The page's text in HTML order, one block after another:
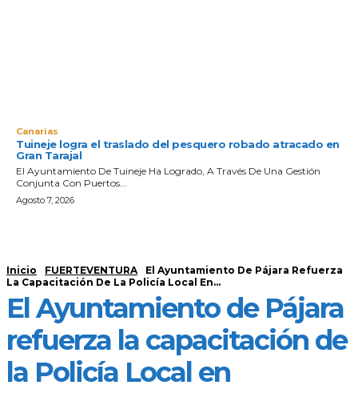
Canarias
Tuineje logra el traslado del pesquero robado atracado en
Gran Tarajal
El Ayuntamiento De Tuineje Ha Logrado, A Través De Una Gestión
Conjunta Con Puertos...
Agosto 7, 2026